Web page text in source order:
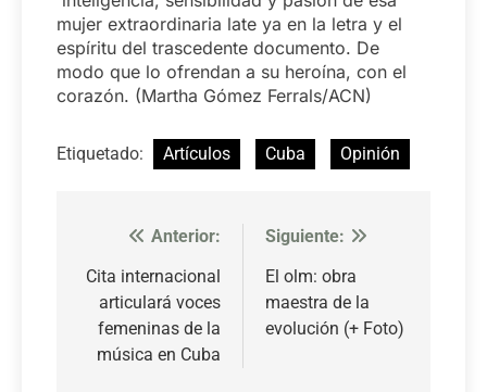
mujer extraordinaria late ya en la letra y el
espíritu del trascedente documento. De
modo que lo ofrendan a su heroína, con el
corazón. (Martha Gómez Ferrals/ACN)
Etiquetado: Artículos Cuba Opinión
Navegación
de
entradas
Anterior:
Cita internacional
articulará voces
femeninas de la
música en Cuba
Siguiente:
El olm: obra
maestra de la
evolución (+ Foto)